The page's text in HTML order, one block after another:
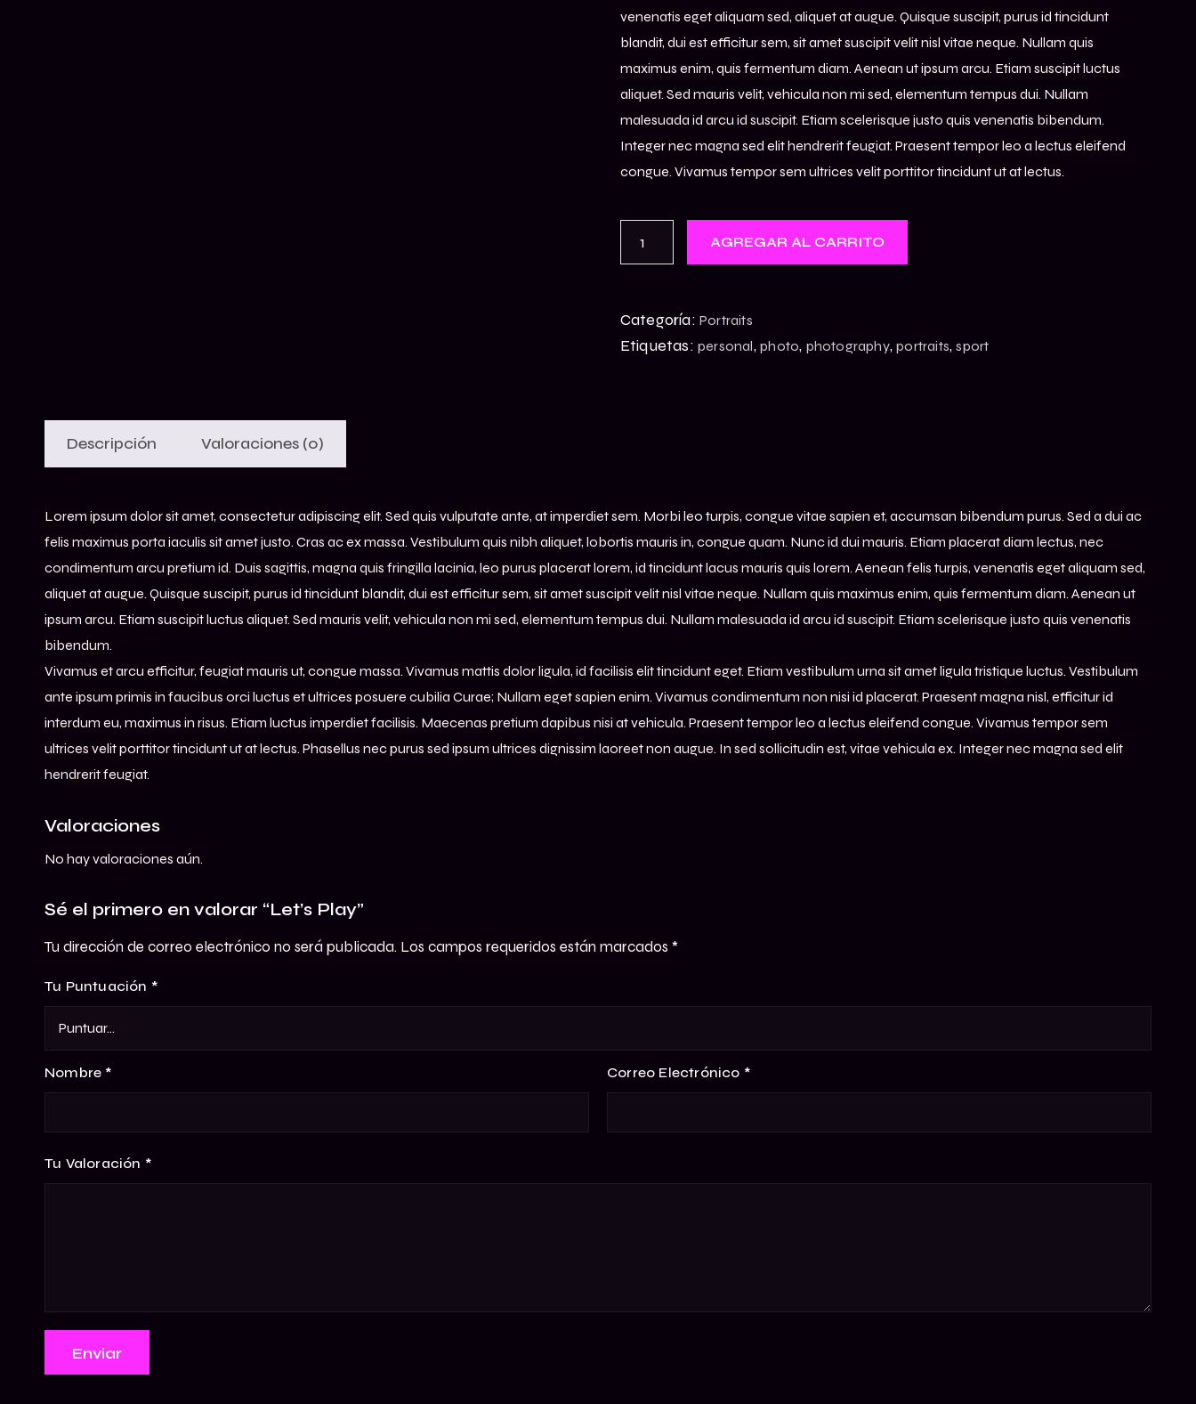
venenatis eget aliquam sed, aliquet at augue. Quisque suscipit, purus id tincidunt
blandit, dui est efficitur sem, sit amet suscipit velit nisl vitae neque. Nullam quis
maximus enim, quis fermentum diam. Aenean ut ipsum arcu. Etiam suscipit luctus
aliquet. Sed mauris velit, vehicula non mi sed, elementum tempus dui. Nullam
malesuada id arcu id suscipit. Etiam scelerisque justo quis venenatis bibendum.
Integer nec magna sed elit hendrerit feugiat. Praesent tempor leo a lectus eleifend
congue. Vivamus tempor sem ultrices velit porttitor tincidunt ut at lectus.
AGREGAR AL CARRITO
Categoría:Portraits
Etiquetas:personal,photo, photography,portraits,sport
Descripción Valoraciones (0)
Lorem ipsum dolor sit amet, consectetur adipiscing elit. Sed quis vulputate ante, at imperdiet sem. Morbi leo turpis, congue vitae sapien et, accumsan bibendum purus. Sed a dui ac
felis maximus porta iaculis sit amet justo. Cras ac ex massa. Vestibulum quis nibh aliquet, lobortis mauris in, congue quam. Nunc id dui mauris. Etiam placerat diam lectus, nec
condimentum arcu pretium id. Duis sagittis, magna quis fringilla lacinia, leo purus placerat lorem, id tincidunt lacus mauris quis lorem. Aenean felis turpis, venenatis eget aliquam sed,
aliquet at augue. Quisque suscipit, purus id tincidunt blandit, dui est efficitur sem, sit amet suscipit velit nisl vitae neque. Nullam quis maximus enim, quis fermentum diam. Aenean ut
ipsum arcu. Etiam suscipit luctus aliquet. Sed mauris velit, vehicula non mi sed, elementum tempus dui. Nullam malesuada id arcu id suscipit. Etiam scelerisque justo quis venenatis
bibendum.
Vivamus et arcu efficitur, feugiat mauris ut, congue massa. Vivamus mattis dolor ligula, id facilisis elit tincidunt eget. Etiam vestibulum urna sit amet ligula tristique luctus. Vestibulum
ante ipsum primis in faucibus orci luctus et ultrices posuere cubilia Curae; Nullam eget sapien enim. Vivamus condimentum non nisi id placerat. Praesent magna nisl, efficitur id
interdum eu, maximus in risus. Etiam luctus imperdiet facilisis. Maecenas pretium dapibus nisi at vehicula. Praesent tempor leo a lectus eleifend congue. Vivamus tempor sem
ultrices velit porttitor tincidunt ut at lectus. Phasellus nec purus sed ipsum ultrices dignissim laoreet non augue. In sed sollicitudin est, vitae vehicula ex. Integer nec magna sed elit
hendrerit feugiat.
Valoraciones
No hay valoraciones aún.
Sé el primero en valorar “Let’s Play”
Tu dirección de correo electrónico no será publicada. Los campos requeridos están marcados *
Tu Puntuación *
Tu Valoración *
Nombre * Correo Electrónico *